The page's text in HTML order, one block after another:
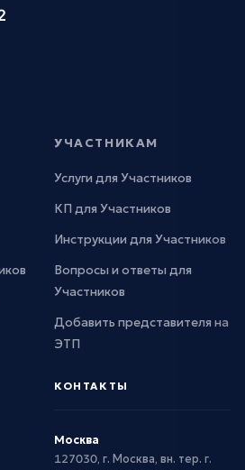
УЧАСТНИКАМ
Услуги для Участников
КП для Участников
Инструкции для Участников
Вопросы и ответы для
Участников
Добавить представителя на
ЭТП
КОНТАКТЫ
Москва
127030, г. Москва, вн. тер. г.